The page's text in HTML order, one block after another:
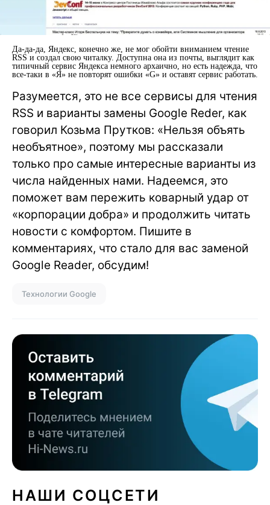
Да-да-да, Яндекс, конечно же, не мог обойти вниманием чтение
RSS и создал свою читалку. Доступна она из почты, выглядит как
типичный сервис Яндекса немного архаично, но есть надежда, что
все-таки в «Я» не повторят ошибки «G» и оставят сервис работать.
Разумеется, это не все сервисы для чтения
RSS и варианты замены Google Reder, как
говорил Козьма Прутков: «Нельзя объять
необъятное», поэтому мы рассказали
только про самые интересные варианты из
числа найденных нами. Надеемся, это
поможет вам пережить коварный удар от
«корпорации добра» и продолжить читать
новости с комфортом. Пишите в
комментариях, что стало для вас заменой
Google Reader, обсудим!
Технологии Google
НАШИ СОЦСЕТИ